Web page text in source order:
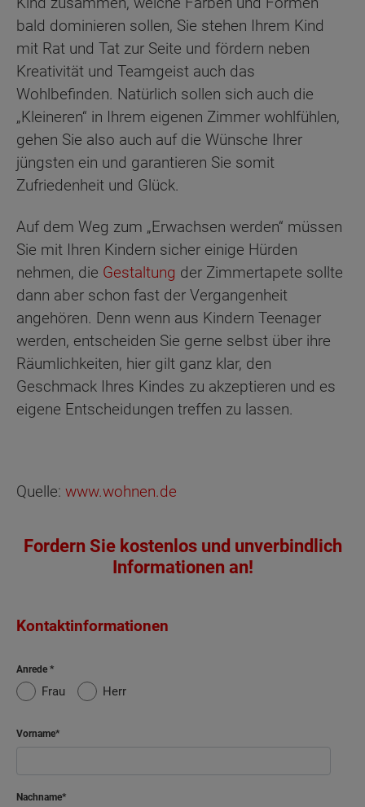
bald dominieren sollen, Sie stehen Ihrem Kind
mit Rat und Tat zur Seite und fördern neben
Kreativität und Teamgeist auch das
Wohlbefinden. Natürlich sollen sich auch die
„Kleineren“ in Ihrem eigenen Zimmer wohlfühlen,
gehen Sie also auch auf die Wünsche Ihrer
jüngsten ein und garantieren Sie somit
Zufriedenheit und Glück.
Auf dem Weg zum „Erwachsen werden“ müssen
Sie mit Ihren Kindern sicher einige Hürden
nehmen, die Gestaltung der Zimmertapete sollte
dann aber schon fast der Vergangenheit
angehören. Denn wenn aus Kindern Teenager
werden, entscheiden Sie gerne selbst über ihre
Räumlichkeiten, hier gilt ganz klar, den
Geschmack Ihres Kindes zu akzeptieren und es
eigene Entscheidungen treffen zu lassen.
Quelle: www.wohnen.de
Fordern Sie kostenlos und unverbindlich
Informationen an!
Kontaktinformationen
Anrede
Frau Herr
Vorname
Nachname